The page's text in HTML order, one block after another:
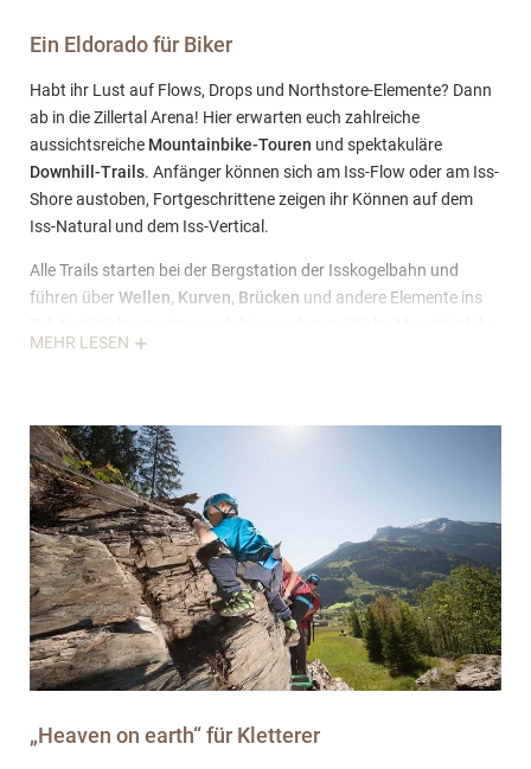
Ein Eldorado für Biker
Habt ihr Lust auf Flows, Drops und Northstore-Elemente? Dann
ab in die Zillertal Arena! Hier erwarten euch zahlreiche
aussichtsreiche Mountainbike-Touren und spektakuläre
Downhill-Trails. Anfänger können sich am Iss-Flow oder am Iss-
Shore austoben, Fortgeschrittene zeigen ihr Können auf dem
Iss-Natural und dem Iss-Vertical.
Alle Trails starten bei der Bergstation der Isskogelbahn und
führen überWellen, Kurven, Brücken und andere Elemente ins
Wege für Genussradler. Also, schwingt euch in den Sattel und los
Zusätzlich gibt es einen Bump Trail kombiniert mit einem leichten
Einsteiger Trail um hier mal Adrenalin zu tanken und um Lust auf
mehr zu bekommen! Natürlich bieten wir auch geführte Biketour
ins Gelände an. Mehr dazu findet ihr im Berg Aktiv
Wochenprogramm das im Hotel aufliegt.
BIKEPROGRAMM
MEHR LESEN
„Heaven on earth“ für Kletterer